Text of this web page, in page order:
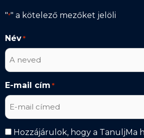
neked
segíteni?
Az
kitöltése
semmilyen
kötelezettséggel
nem
jár!
"*" a kötelező mezőket jelöli
Név *
E-mail cím *
Hírlevél
Hozzájárulok, hogy a TanuljMa